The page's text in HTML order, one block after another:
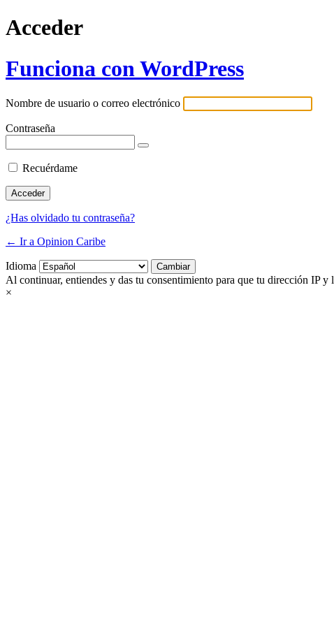
Acceder
Funciona con WordPress
Nombre de usuario o correo electrónico
Contraseña
Recuérdame
¿Has olvidado tu contraseña?
← Ir a Opinion Caribe
Idioma
Al continuar, entiendes y das tu consentimiento para que tu dirección IP
×